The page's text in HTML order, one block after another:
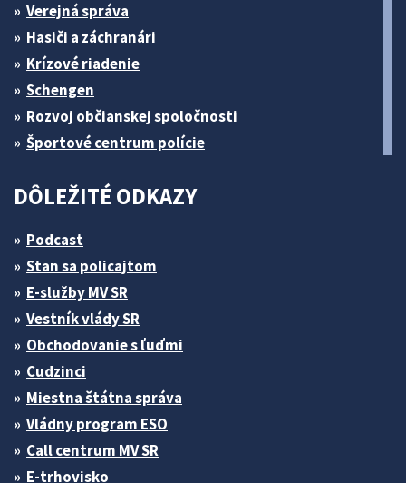
Verejná správa
Hasiči a záchranári
Krízové riadenie
Schengen
Rozvoj občianskej spoločnosti
Športové centrum polície
DÔLEŽITÉ ODKAZY
Podcast
Stan sa policajtom
E-služby MV SR
Vestník vlády SR
Obchodovanie s ľuďmi
Cudzinci
Miestna štátna správa
Vládny program ESO
Call centrum MV SR
E-trhovisko